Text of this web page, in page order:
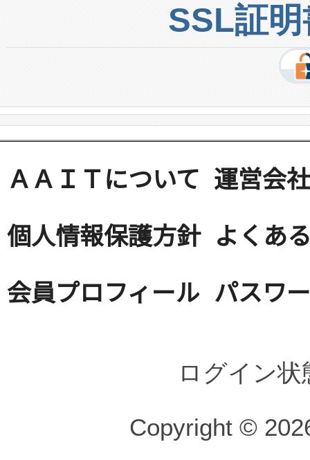
SSL証
ＡＡＩＴについて 運営会社
個人情報保護方針 よくあ
会員プロフィール パスワ
ログイン
Copyright ©